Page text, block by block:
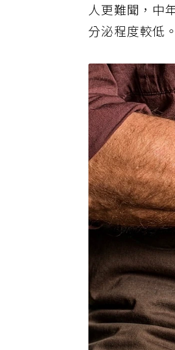
人更難聞，中
分泌程度較低。